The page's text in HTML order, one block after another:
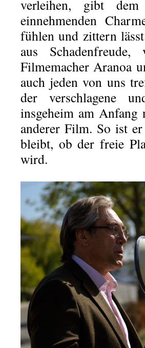
verleihen, gibt
einnehmenden
fühlen und zittern
aus
Filmemacher Aranoa
auch jeden von uns
der verschlagene
insgeheim am Anfang
anderer Film. So ist
bleibt, ob der freie
wird.